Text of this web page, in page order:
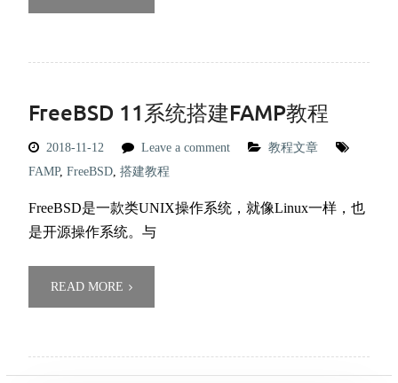
FreeBSD 11系统搭建FAMP教程
2018-11-12 Leave a comment
教程文章
FAMP, FreeBSD, 搭建教程
FreeBSD是一款类UNIX操作系统，就像Linux一样，也
是开源操作系统。与
READ MORE